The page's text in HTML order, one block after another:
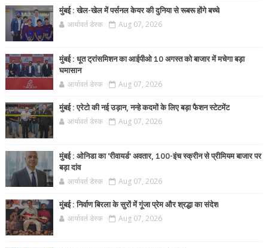
मुंबई : खेल-खेल में पर्सनल केयर की दुनिया से रूबरू होंगे बच्चे
आर्यावर्त डेस्क Aug 07, 2026
मुंबई : धूत ट्रांसमिशन का आईपीओ 10 अगस्त को बाजार में मचेगा बड़ा
घमासान
आर्यावर्त डेस्क Aug 07, 2026
मुंबई : एरेटो की नई उड़ान, नन्हे कदमों के लिए बड़ा फैशन स्टेटमेंट
आर्यावर्त डेस्क Aug 07, 2026
मुंबई : ओनिडा का 'रीवायर्ड’ अवतार, 100-इंच स्क्रीन से प्रीमियम बाजार पर
बड़ा दांव
आर्यावर्त डेस्क Aug 07, 2026
मुंबई : निर्वाण बिरला के सुरों में गूंजा प्रेम और श्रद्धा का संदेश
आर्यावर्त डेस्क Aug 07, 2026